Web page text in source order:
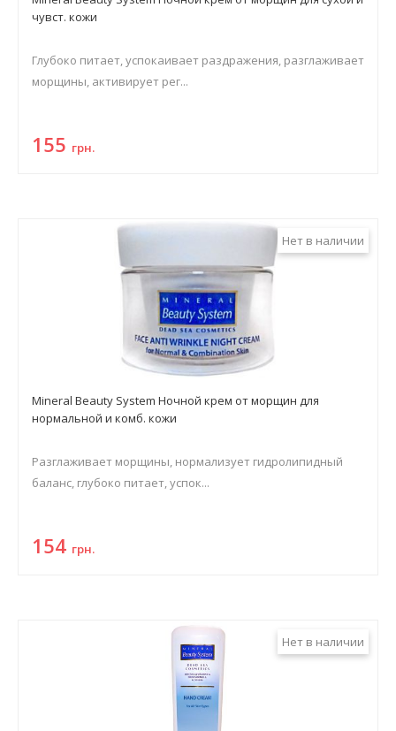
чувст. кожи
Глубоко питает, успокаивает раздражения, разглаживает
морщины, активирует рег...
155 грн.
Нет в наличии
Mineral Beauty System Ночной крем от морщин для
нормальной и комб. кожи
Разглаживает морщины, нормализует гидролипидный
баланс, глубоко питает, успок...
154 грн.
Нет в наличии